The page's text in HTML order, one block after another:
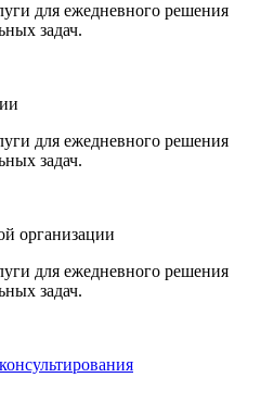
для ежедневного решения
задач.
для ежедневного решения
задач.
организации
для ежедневного решения
задач.